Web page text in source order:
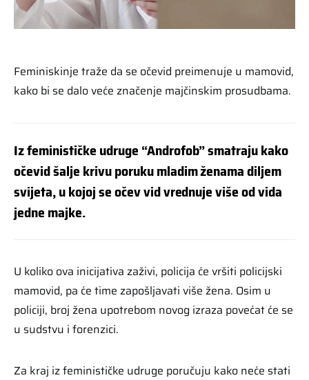
Feminiskinje traže da se očevid preimenuje u mamovid,
kako bi se dalo veće značenje majčinskim prosudbama.
Iz feminističke udruge “Androfob” smatraju kako
očevid šalje krivu poruku mladim ženama diljem
svijeta, u kojoj se očev vid vrednuje više od vida
jedne majke.
U koliko ova inicijativa zaživi, policija će vršiti policijski
mamovid, pa će time zapošljavati više žena. Osim u
policiji, broj žena upotrebom novog izraza povećat će se
u sudstvu i forenzici.
Za kraj iz feminističke udruge poručuju kako neće stati